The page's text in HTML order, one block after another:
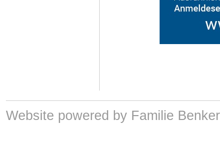
Website powered by Familie